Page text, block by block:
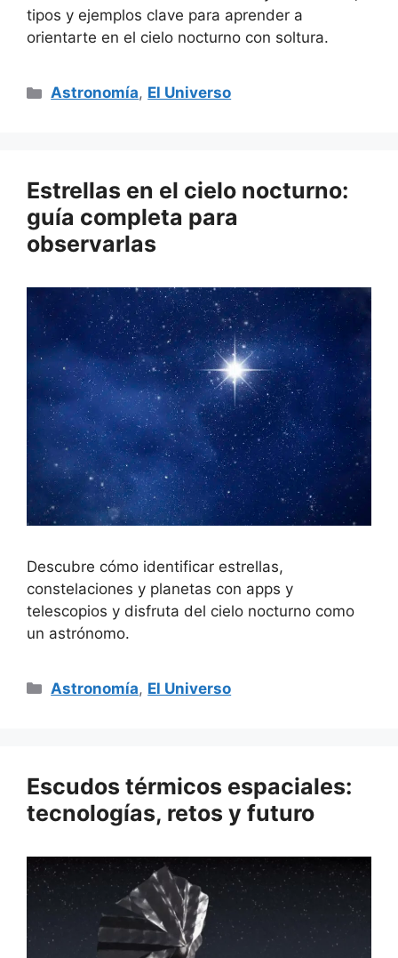
tipos y ejemplos clave para aprender a
orientarte en el cielo nocturno con soltura.
Categorías
Astronomía, El Universo
Estrellas en el cielo nocturno:
guía completa para
observarlas
Descubre cómo identificar estrellas,
constelaciones y planetas con apps y
telescopios y disfruta del cielo nocturno como
un astrónomo.
Categorías
Astronomía, El Universo
Escudos térmicos espaciales:
tecnologías, retos y futuro